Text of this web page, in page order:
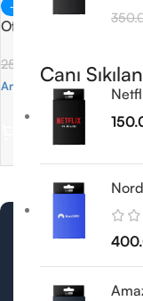
Canı
-40%
Office 365 Pro Plus
250.00 ₺ 150.00 ₺
Anında Teslimat
VPN Reyonu